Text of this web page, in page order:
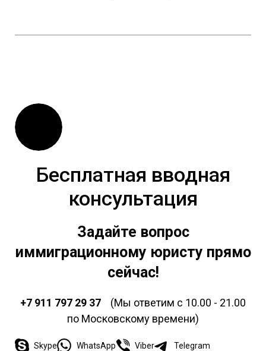
Бесплатная вводная
консультация
Задайте вопрос
иммиграционному юристу прямо
сейчас!
+7 911 797 29 37
(Мы ответим с 10.00 - 21.00
по Московскому времени)
Skype WhatsApp Viber Telegram